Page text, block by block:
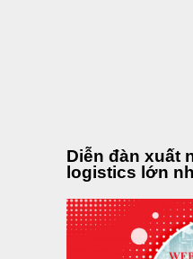
Diễn đàn xuất
logistics lớn